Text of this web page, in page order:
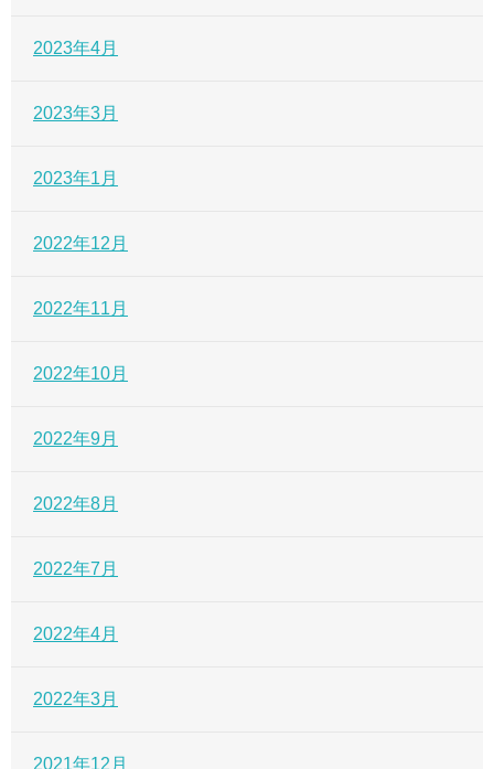
2023年4月
2023年3月
2023年1月
2022年12月
2022年11月
2022年10月
2022年9月
2022年8月
2022年7月
2022年4月
2022年3月
2021年12月